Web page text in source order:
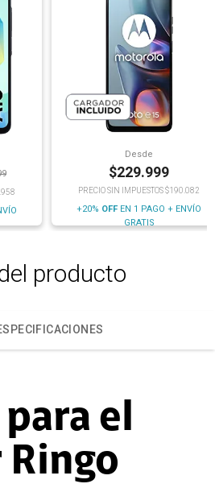
Desde
$229.999
PRECIO SIN IMPUESTOS $190.082
+20% OFF EN 1 PAGO + ENVÍO
GRATIS
producto
el